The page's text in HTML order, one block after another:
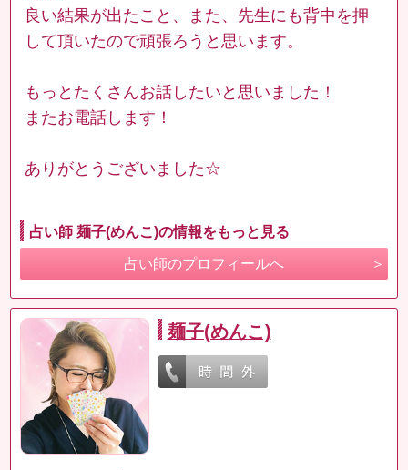
良い結果が出たこと、また、先生にも背中を押
して頂いたので頑張ろうと思います。
もっとたくさんお話したいと思いました！
またお電話します！
ありがとうございました☆
占い師 麺子(めんこ)の情報をもっと見る
占い師のプロフィールへ
麺子(めんこ)